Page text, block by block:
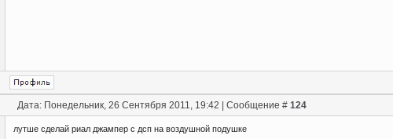
Дата: Понедельник, 26 Сентября 2011, 19:42 | Сообщение # 124
лутше сделай риал джампер с дсп на воздушной подушке